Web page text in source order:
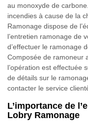
au monoxyde de
incendies à cause de la
Ramonage dispose de
l’entretien ramonage de
d’effectuer le ramonage
Composée de ramoneur
l’opération est effectuée
de détails sur le
contacter le service
L’importance de
Lobry Ramonage